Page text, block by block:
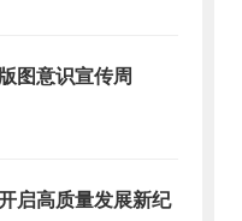
图意识宣传周
启高质量发展新纪